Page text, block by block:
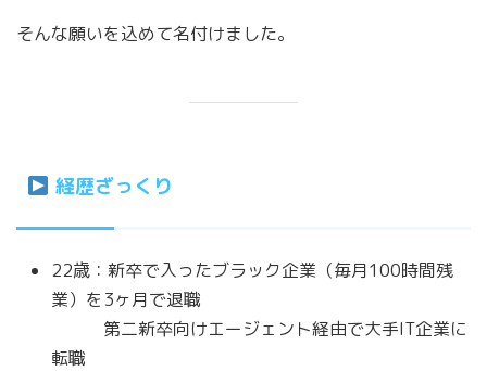
そんな願いを込めて名付けました。
経歴ざっくり
22歳：新卒で入ったブラック企業（毎月100時間残
業）を3ヶ月で退職
第二新卒向けエージェント経由で大手IT企業に
転職